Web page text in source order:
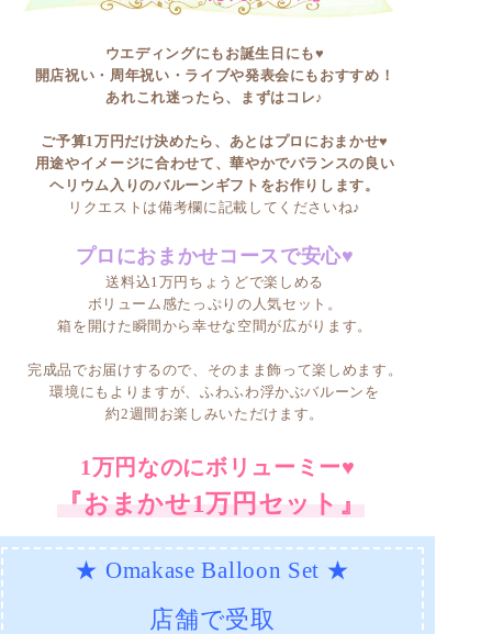
ウエディングにもお誕生日にも♥
開店祝い・周年祝い・ライブや発表会にもおすすめ！
あれこれ迷ったら、まずはコレ♪
ご予算1万円だけ決めたら、あとはプロにおまかせ♥
用途やイメージに合わせて、華やかでバランスの良い
ヘリウム入りのバルーンギフトをお作りします。
リクエストは備考欄に記載してくださいね♪
プロにおまかせコースで安心♥
送料込1万円ちょうどで楽しめる
ボリューム感たっぷりの人気セット。
箱を開けた瞬間から幸せな空間が広がります。
完成品でお届けするので、そのまま飾って楽しめます。
環境にもよりますが、ふわふわ浮かぶバルーンを
約2週間お楽しみいただけます。
1万円なのにボリューミー♥
『おまかせ1万円セット』
★ Omakase Balloon Set ★
店舗で受取